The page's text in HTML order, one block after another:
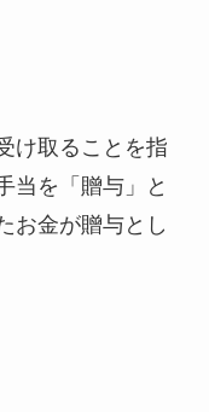
け取ることを指
当を「贈与」と
お金が贈与とし